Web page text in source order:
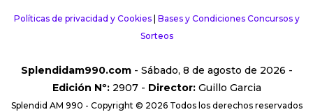
Políticas de privacidad y Cookies| Bases y Condiciones Concursos y
Sorteos
Splendidam990.com- Sábado, 8 de agosto de 2026 -
Edición Nº:2907 - Director:Guillo Garcia
Splendid AM 990 - Copyright © 2026 Todos los derechos reservados